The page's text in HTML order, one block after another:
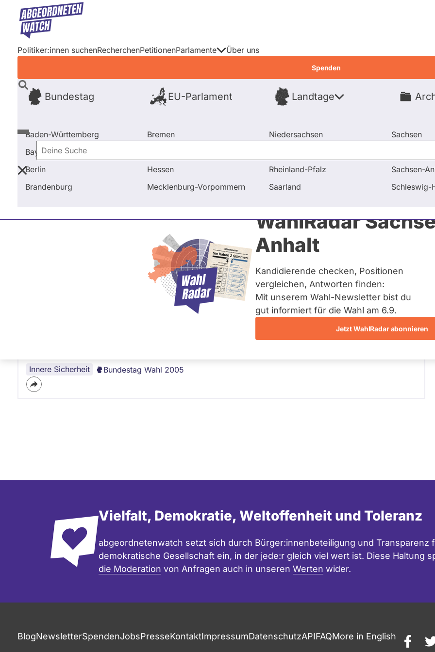
Direkt
Inhalt
Politiker:innen suchenRecherchenPetitionenParlamente
Bundestag EU-Parlament Landtage
Baden-Württemberg
Bayern
Berlin
Brandenburg
Bremen
Hessen
Mecklenburg-Vorpommern
Niedersachsen
Rheinland-Pfalz
Saarland
Sachsen
Sachsen-
Schleswig-
Über uns
Spenden
Deine
Suche
WahlRadar
Anhalt
Kandidierende checken, Positionen
vergleichen, Antworten finden:
Mit unserem Wahl-Newsletter bist du
gut informiert für die Wahl am 6.9.
Jetzt WahlRadar abonnieren
Startseite Frage stellen Silke Meier Fragen und Antworten Frage an Silke Meier bezüglich Innere
Silke Meier
BÜNDNIS 90/­DIE GRÜNEN
Zum Profil
Martin D.bezüglich Innere Sicherheit
Falls Sie direkt gewählt würden, was wäre der Schwerpunkt Ihrer parlamentarischen Arbeit?
Innere Sicherheit Bundestag Wahl 2005
Vielfalt, Demokratie, Weltoffenheit und Toleranz
abgeordnetenwatch setzt sich durch Bürger:innenbeteiligung und Transparenz
demokratische Gesellschaft ein, in der jede:r gleich viel wert ist. Diese Haltung
die Moderation von Anfragen auch in unseren Werten wider.
BlogNewsletterSpendenJobsPresseKontaktImpressumDatenschutzAPIFAQMore in English